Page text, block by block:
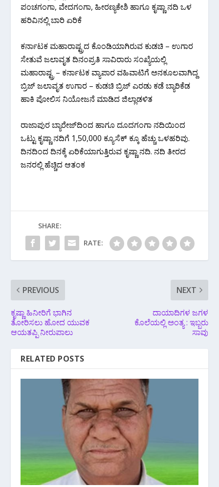
ಪಂಚಗಂಗಾ, ವೇದಗಂಗಾ, ಹೀರಣ್ಯಕೇಶಿ ಹಾಗೂ ಕೃಷ್ಣಾ ನದಿ ಒಳ
ಹರಿವಿನಲ್ಲಿ ಬಾರಿ ಏರಿಕೆ
ಕರ್ನಾಟಕ ಮಹಾರಾಷ್ಟ್ರದ ಕೊಂಡಿಯಾಗಿರುವ ಕುಡಚಿ – ಉಗಾರ
ಸೇತುವೆ ಜಲಾವೃತ ದಿನಂಪ್ರತಿ ಸಾವಿರಾರು ಸಂಖ್ಯೆಯಲ್ಲಿ
ಮಹಾರಾಷ್ಟ್ರ – ಕರ್ನಾಟಕ ವ್ಯಾಪಾರ ವಹಿವಾಟಿಗೆ ಅನಕೂಲವಾಗಿದ್ದ
ಬ್ರಿಜ್ ಜಲಾವೃತ ಉಗಾರ – ಕುಡಚಿ ಬ್ರಿಜ್ ಎರಡು‌ ಕಡೆ ಬ್ಯಾರಿಕೆಡ
ಹಾಕಿ ಪೋಲಿಸ ನಿಯೋಜನೆ ಮಾಡಿದ ಜಿಲ್ಲಾಡಳಿತ
ರಾಜಾಪುರ ಬ್ಯಾರೇಜ್‌ದಿಂದ ಹಾಗೂ ದೂದಗಂಗಾ ನದಿಯಿಂದ
ಒಟ್ಟು ಕೃಷ್ಣಾ ನದಿಗೆ 1,50,000 ಕ್ಯೂಸೆಕ್ ಕ್ಕೂ ಹೆಚ್ಚು ಒಳಹರಿವು.
ದಿನದಿಂದ ದಿನಕ್ಕೆ ಏರಿಕೆಯಾಗುತ್ತಿರುವ ಕೃಷ್ಣಾ ನದಿ. ನದಿ ತೀರದ
ಜನರಲ್ಲಿ ಹೆಚ್ಚಿದ ಆತಂಕ
SHARE:
RATE:
PREVIOUS
ಕೃಷ್ಣಾ ಹಿನೀರಿಗೆ ಭಾಗಿನ
ತೋರಿಸಲು ಹೋದ ಯುವಕ
ಆಯತಪ್ಪಿ ನೀರುಪಾಲು
NEXT
ದಾಯಾದಿಗಳ ಜಗಳ
ಕೊಲೆಯಲ್ಲಿ ಅಂತ್ಯ : ಇಬ್ಬರು
ಸಾವು
RELATED POSTS